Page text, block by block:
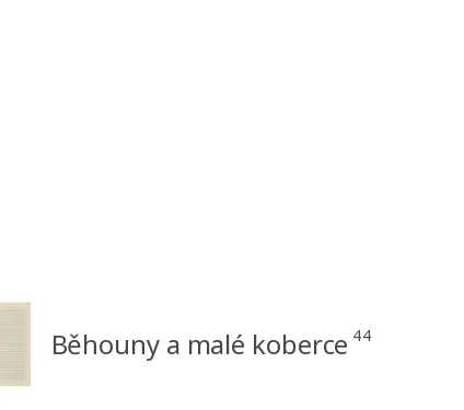
Běhouny a malé koberce 44